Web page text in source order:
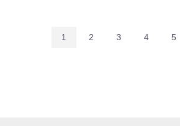
1 2 3 4 5